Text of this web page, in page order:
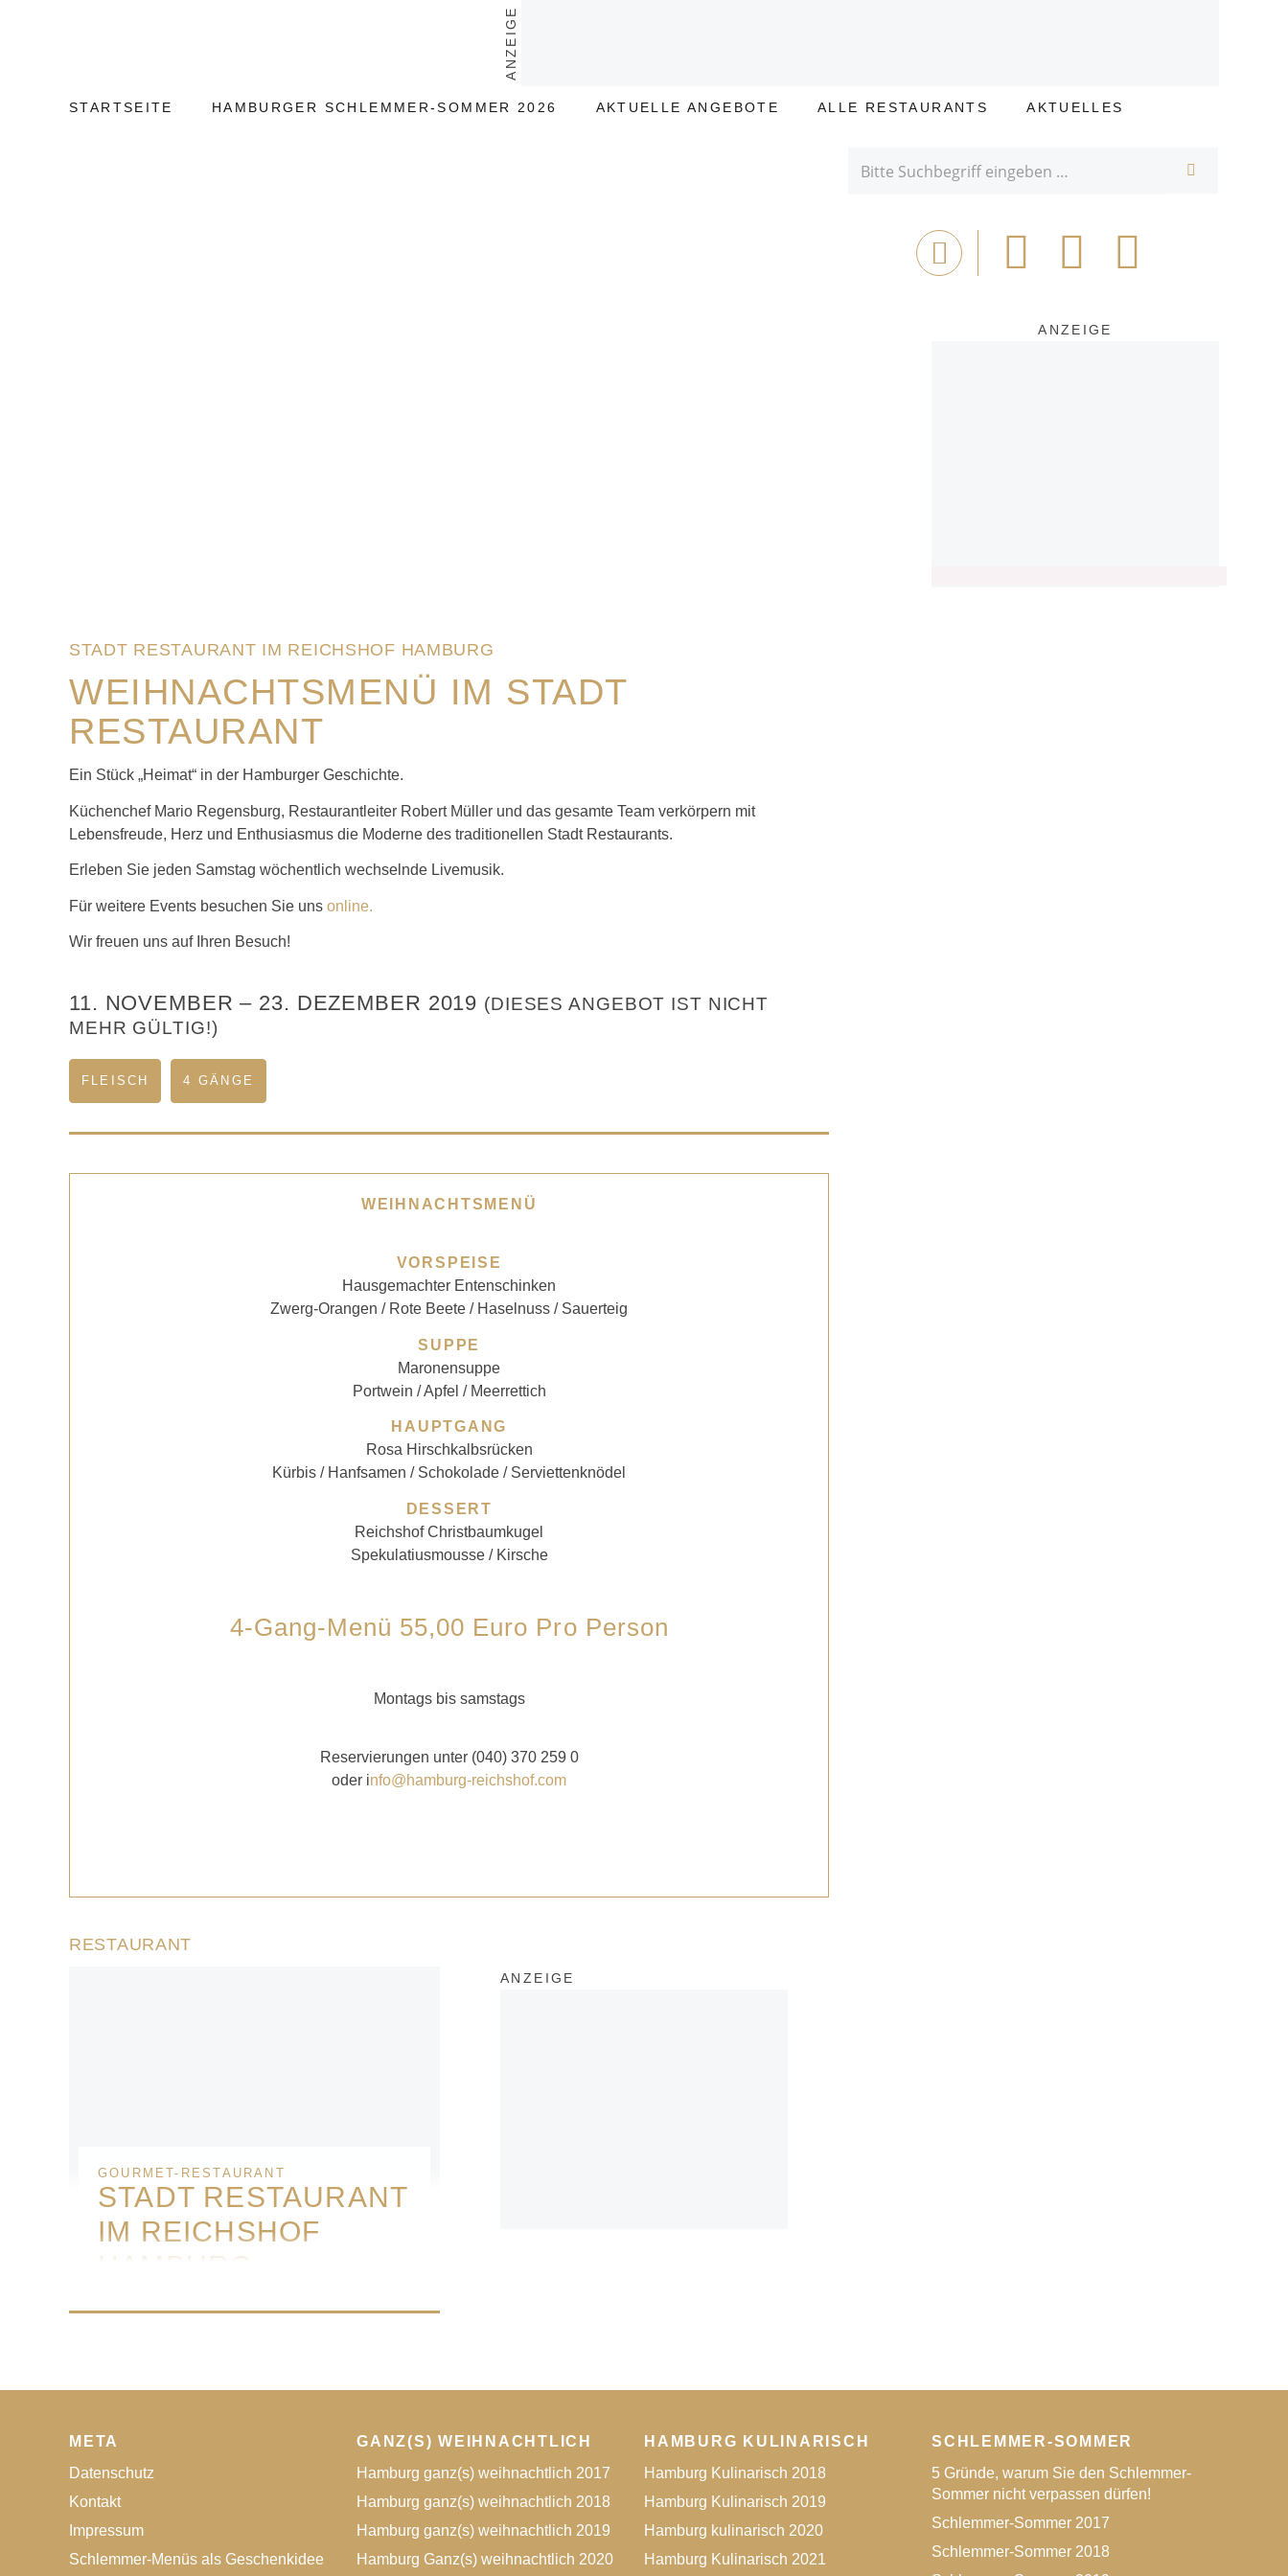
ANZEIGE
STARTSEITE HAMBURGER SCHLEMMER-SOMMER 2026 AKTUELLE ANGEBOTE ALLE RESTAURANTS AKTUELLES
STADT RESTAURANT IM REICHSHOF HAMBURG
WEIHNACHTSMENÜ IM STADT
RESTAURANT
Ein Stück „Heimat“ in der Hamburger Geschichte.
Küchenchef Mario Regensburg, Restaurantleiter Robert Müller und das gesamte Team verkörpern mit
Lebensfreude, Herz und Enthusiasmus die Moderne des traditionellen Stadt Restaurants.
Erleben Sie jeden Samstag wöchentlich wechselnde Livemusik.
Für weitere Events besuchen Sie uns online.
Wir freuen uns auf Ihren Besuch!
11. NOVEMBER – 23. DEZEMBER 2019 (DIESES ANGEBOT IST NICHT
MEHR GÜLTIG!)
FLEISCH 4 GÄNGE
WEIHNACHTSMENÜ
VORSPEISE
Hausgemachter Entenschinken
Zwerg-Orangen / Rote Beete / Haselnuss / Sauerteig
SUPPE
Maronensuppe
Portwein / Apfel / Meerrettich
HAUPTGANG
Rosa Hirschkalbsrücken
Kürbis / Hanfsamen / Schokolade / Serviettenknödel
DESSERT
Reichshof Christbaumkugel
Spekulatiusmousse / Kirsche
4-Gang-Menü 55,00 Euro Pro Person
Montags bis samstags
Reservierungen unter (040) 370 259 0
oder info@hamburg-reichshof.com
RESTAURANT
GOURMET-RESTAURANT
STADT RESTAURANT
IM REICHSHOF
HAMBURG
Restaurant mit über 100jähriger Tradition. Die
und nordisch geprägt. Serviert wird was die
Jahreszeit bietet. Kochen im Rhythmus der
stehen dabei im Fokus.
ANZEIGE
Drucken
Bei
Facebook
teilen
Tweet
ANZEIGE
META
Datenschutz
Kontakt
Impressum
Schlemmer-Menüs als Geschenkidee
GANZ(S) WEIHNACHTLICH
Hamburg ganz(s) weihnachtlich 2017
Hamburg ganz(s) weihnachtlich 2018
Hamburg ganz(s) weihnachtlich 2019
Hamburg Ganz(s) weihnachtlich 2020
HAMBURG KULINARISCH
Hamburg Kulinarisch 2018
Hamburg Kulinarisch 2019
Hamburg kulinarisch 2020
Hamburg Kulinarisch 2021
SCHLEMMER-SOMMER
5 Gründe, warum Sie den Schlemmer-
Sommer nicht verpassen dürfen!
Schlemmer-Sommer 2017
Schlemmer-Sommer 2018